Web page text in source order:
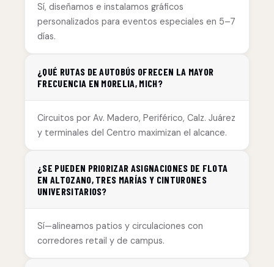
Sí, diseñamos e instalamos gráficos
personalizados para eventos especiales en 5–7
días.
¿QUÉ RUTAS DE AUTOBÚS OFRECEN LA MAYOR
FRECUENCIA EN MORELIA, MICH?
Circuitos por Av. Madero, Periférico, Calz. Juárez
y terminales del Centro maximizan el alcance.
¿SE PUEDEN PRIORIZAR ASIGNACIONES DE FLOTA
EN ALTOZANO, TRES MARÍAS Y CINTURONES
UNIVERSITARIOS?
Sí—alineamos patios y circulaciones con
corredores retail y de campus.